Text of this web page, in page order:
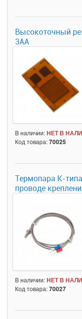
Высокоточный
3AA
В наличии:НЕТ В
Код товара:70025
Термопара K-
проводе
В наличии:НЕТ В
Код товара:70027